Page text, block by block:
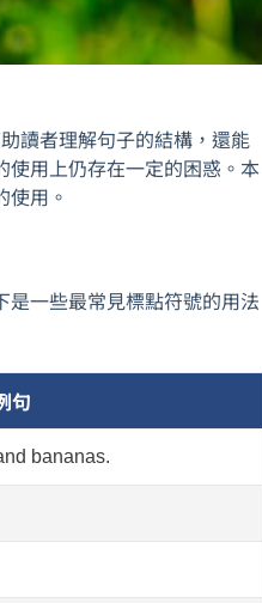
讀者理解句子的結構，還能
使用上仍存在一定的困惑。本
使用。
是一些最常見標點符號的用法
句
bananas.